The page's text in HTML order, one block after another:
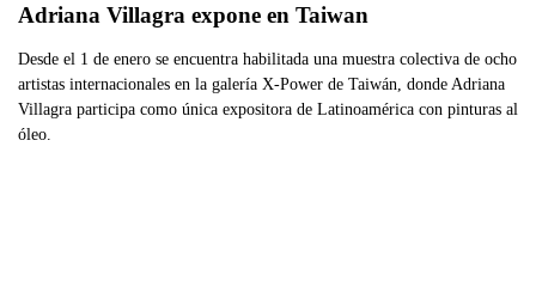
Adriana Villagra expone en Taiwan
Desde el 1 de enero se encuentra habilitada una muestra colectiva de ocho
artistas internacionales en la galería X-Power de Taiwán, donde Adriana
Villagra participa como única expositora de Latinoamérica con pinturas al
óleo.